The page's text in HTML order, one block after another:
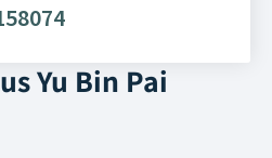
Yu Bin Pai